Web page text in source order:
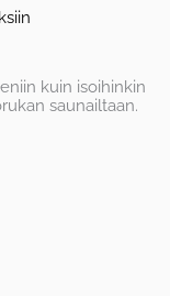
kuin isoihinkin
saunailtaan.